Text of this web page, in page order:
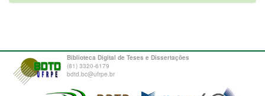
Biblioteca Digital de Teses e Dissertações
(81) 3320-6179
bdtd.bc@ufrpe.br